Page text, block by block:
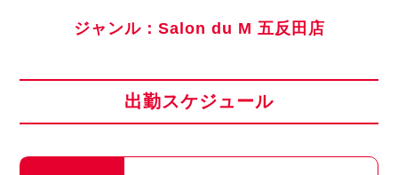
ジャンル：Salon du M 五反田店
出勤スケジュール